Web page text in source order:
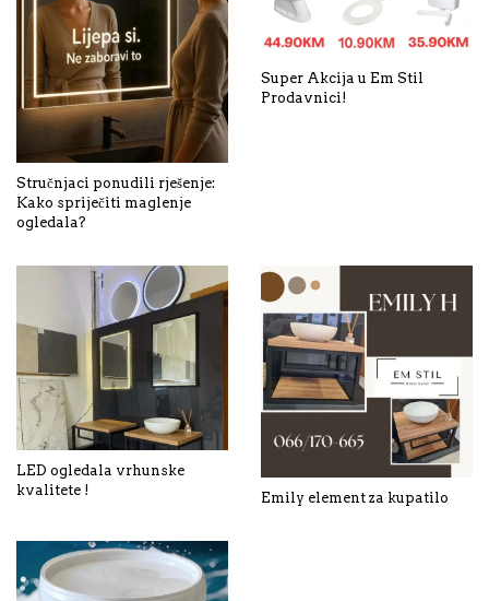
Stručnjaci ponudili rješenje:
Kako spriječiti maglenje
ogledala?
Super Akcija u Em Stil
Prodavnici!
LED ogledala vrhunske
kvalitete !
Emily element za kupatilo